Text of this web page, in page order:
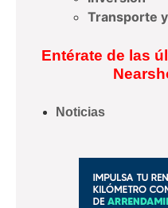
Transporte
Entérate de las
Noticias